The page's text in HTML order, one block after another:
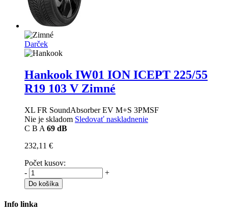
Darček
Hankook IW01 ION ICEPT 225/55
R19 103 V Zimné
XL FR SoundAbsorber EV M+S 3PMSF
Nie je skladom Sledovať naskladnenie
C B A 69 dB
232,11 €
Počet kusov:
-
+
Do košíka
Info linka